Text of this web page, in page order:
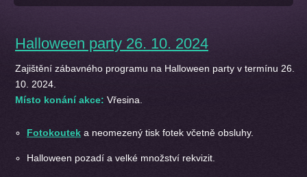
Halloween party 26. 10. 2024
Zajištění zábavného programu na Halloween party v termínu 26.
10. 2024.
Místo konání akce: Vřesina.
Fotokoutek a neomezený tisk fotek včetně obsluhy.
Halloween pozadí a velké množství rekvizit.